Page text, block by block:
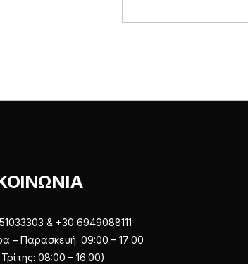
& +30 6949088111
– Παρασκευή: 09:00 – 17:00
08:00 – 16:00)